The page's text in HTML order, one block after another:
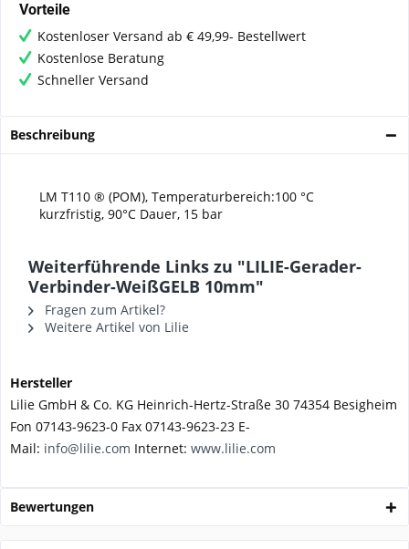
Vorteile
Kostenloser Versand ab € 49,99- Bestellwert
Kostenlose Beratung
Schneller Versand
Beschreibung
LM T110 ® (POM), Temperaturbereich:100 °C
kurzfristig, 90°C Dauer, 15 bar
Weiterführende Links zu "LILIE-Gerader-
Verbinder-WeißGELB 10mm"
Fragen zum Artikel?
Weitere Artikel von Lilie
Hersteller
Lilie GmbH & Co. KG Heinrich-Hertz-Straße 30 74354 Besigheim
Fon 07143-9623-0 Fax 07143-9623-23 E-
Mail: info@lilie.com Internet: www.lilie.com
Bewertungen